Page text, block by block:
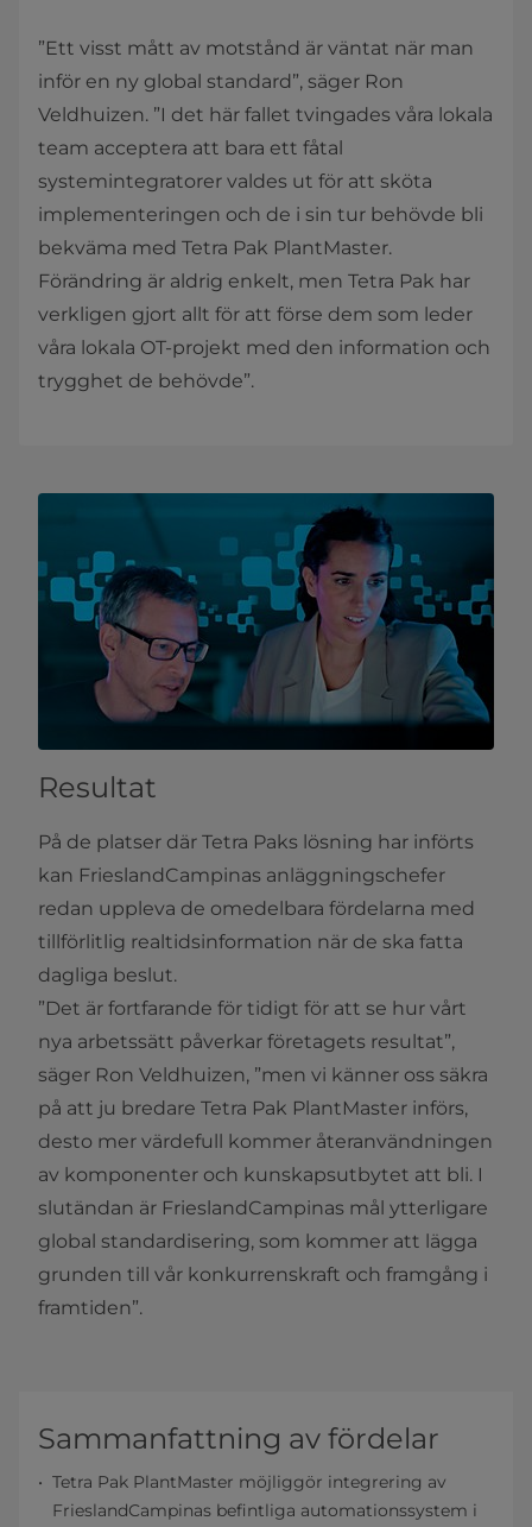
”Ett visst mått av motstånd är väntat när man
inför en ny global standard”, säger Ron
Veldhuizen. ”I det här fallet tvingades våra lokala
team acceptera att bara ett fåtal
systemintegratorer valdes ut för att sköta
implementeringen och de i sin tur behövde bli
bekväma med Tetra Pak PlantMaster.
Förändring är aldrig enkelt, men Tetra Pak har
verkligen gjort allt för att förse dem som leder
våra lokala OT-projekt med den information och
trygghet de behövde”.
Resultat
På de platser där Tetra Paks lösning har införts
kan FrieslandCampinas anläggningschefer
redan uppleva de omedelbara fördelarna med
tillförlitlig realtidsinformation när de ska fatta
dagliga beslut.
”Det är fortfarande för tidigt för att se hur vårt
nya arbetssätt påverkar företagets resultat”,
säger Ron Veldhuizen, ”men vi känner oss säkra
på att ju bredare Tetra Pak PlantMaster införs,
desto mer värdefull kommer återanvändningen
av komponenter och kunskapsutbytet att bli. I
slutändan är FrieslandCampinas mål ytterligare
global standardisering, som kommer att lägga
grunden till vår konkurrenskraft och framgång i
framtiden”.
Sammanfattning av fördelar
Tetra Pak PlantMaster möjliggör integrering av
FrieslandCampinas befintliga automationssystem i